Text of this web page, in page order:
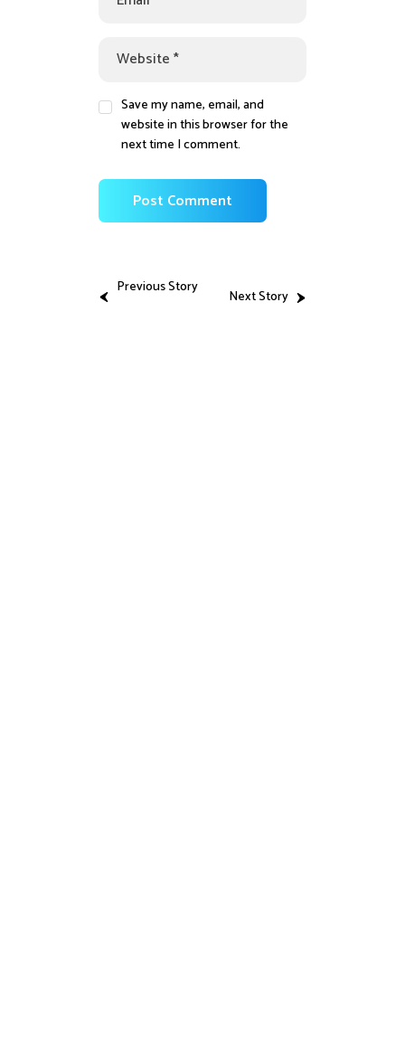
Save my name, email, and
website in this browser for the
next time I comment.
Previous Story Next Story